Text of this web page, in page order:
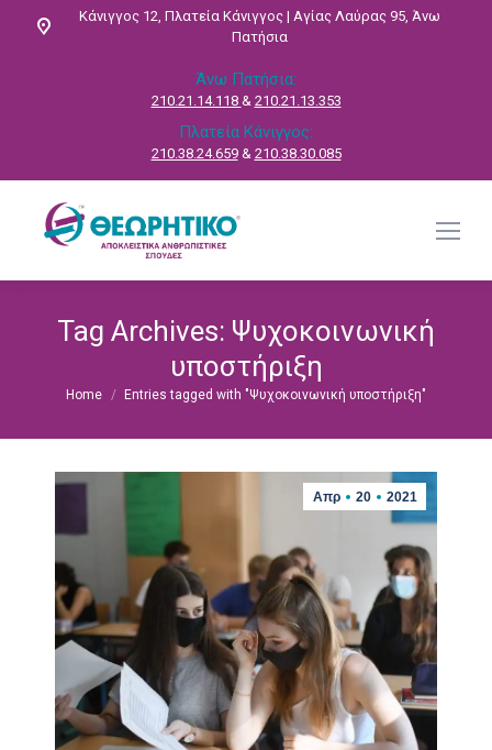
Κάνιγγος 12, Πλατεία Κάνιγγος | Αγίας Λαύρας 95, Άνω
Πατήσια
Άνω Πατήσια:
210.21.14.118 & 210.21.13.353
Πλατεία Κάνιγγος:
210.38.24.659& 210.38.30.085
Tag Archives: Ψυχοκοινωνική
υποστήριξη
You are here:
Home Entries tagged with "Ψυχοκοινωνική υποστήριξη"
Απρ 20 2021